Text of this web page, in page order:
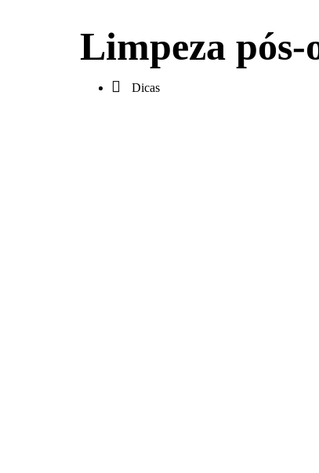
Limpeza pós-
Dicas